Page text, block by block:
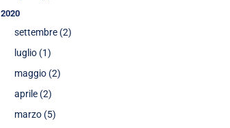
2020
settembre (2)
luglio (1)
maggio (2)
aprile (2)
marzo (5)